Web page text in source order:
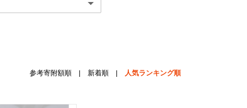
参考寄附額順 | 新着順 | 人気ランキング順